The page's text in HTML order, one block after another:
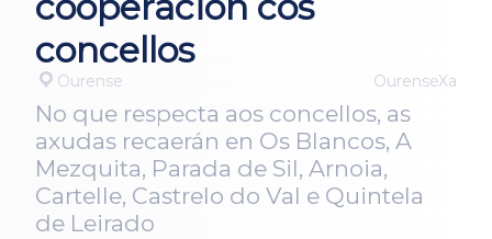
concellos
Ourense OurenseXa
No que respecta aos concellos, as
axudas recaerán en Os Blancos, A
Mezquita, Parada de Sil, Arnoia,
Cartelle, Castrelo do Val e Quintela
de Leirado